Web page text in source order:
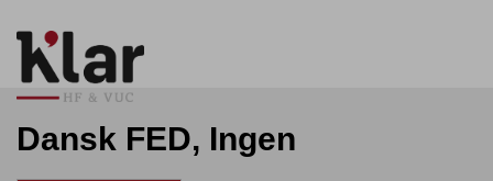
Dansk FED, Ingen